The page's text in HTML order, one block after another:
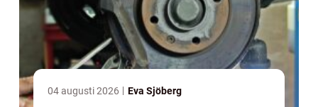
04 augusti 2026 Eva Sjöberg